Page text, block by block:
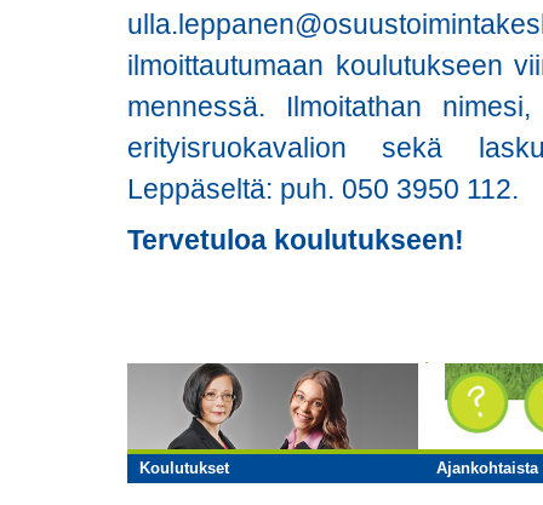
ilmoittautumaan koulutukseen
mennessä. Ilmoitathan
erityisruokavalion sekä
Leppäseltä: puh. 050 3950 112.
Tervetuloa koulutukseen!
Koulutukset Ajankohtaista